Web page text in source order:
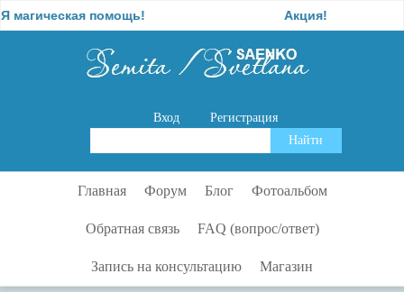
помощь! Акция!
Вход Регистрация
Главная Форум Блог Фотоальбом
Обратная связь FAQ (вопрос/ответ)
Запись на консультацию Магазин